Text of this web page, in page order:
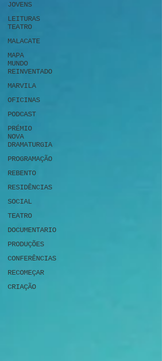
JOVENS
LEITURAS
TEATRO
MALACATE
MAPA
MUNDO
REINVENTADO
MARVILA
OFICINAS
PODCAST
PRÉMIO
NOVA
DRAMATURGIA
PROGRAMAÇÃO
REBENTO
RESIDÊNCIAS
SOCIAL
TEATRO
DOCUMENTARIO
PRODUÇÕES
CONFERÊNCIAS
RECOMEÇAR
CRIAÇÃO